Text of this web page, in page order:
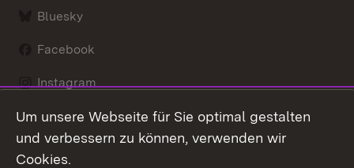
Bluesky
Facebook
Instagram
LinkedIn
Um unsere Webseite für Sie optimal gestalten
und verbessern zu können, verwenden wir
Cookies.